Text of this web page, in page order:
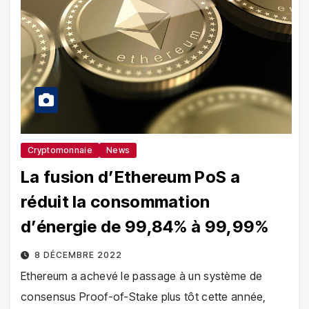
Cryptomonnaie News
La fusion d’Ethereum PoS a
réduit la consommation
d’énergie de 99,84% à 99,99%
8 DÉCEMBRE 2022
Ethereum a achevé le passage à un système de
consensus Proof-of-Stake plus tôt cette année,